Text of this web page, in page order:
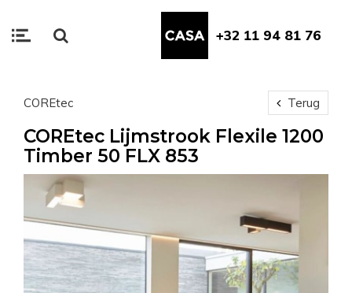
+32 11 94 81 76
COREtec Terug
COREtec Lijmstrook Flexile 1200
Timber 50 FLX 853